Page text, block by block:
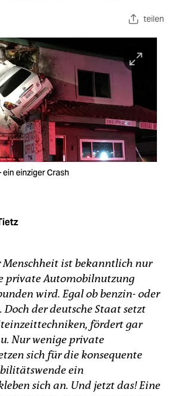
teilen
einziger Crash
Menschheit ist bekanntlich nur
private Automobilnutzung
wird. Egal ob benzin- oder
der deutsche Staat setzt
fördert gar
Nur wenige private
sich für die konsequente
ein
sich an. Und jetzt das! Eine